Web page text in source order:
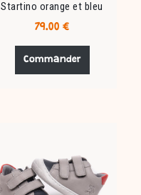
Startino orange et bleu
79.00 €
Commander
Ce
a
être
choisies